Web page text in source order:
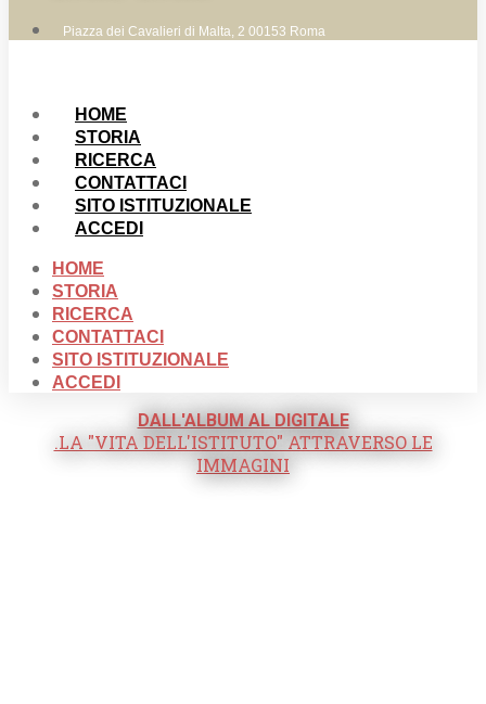
Piazza dei Cavalieri di Malta, 2 00153 Roma
HOME
STORIA
RICERCA
CONTATTACI
SITO ISTITUZIONALE
ACCEDI
HOME
STORIA
RICERCA
CONTATTACI
SITO ISTITUZIONALE
ACCEDI
DALL'ALBUM AL DIGITALE
.LA "VITA DELL'ISTITUTO" ATTRAVERSO LE
IMMAGINI